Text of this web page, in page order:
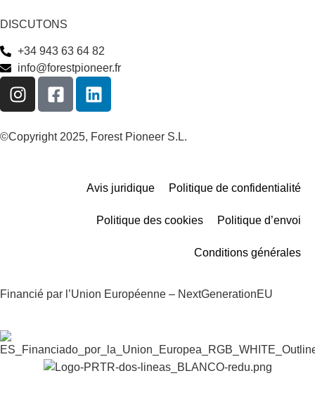
DISCUTONS
+34 943 63 64 82
info@forestpioneer.fr
©Copyright 2025, Forest Pioneer S.L.
Avis juridique Politique de confidentialité
Politique des cookies Politique d’envoi
Conditions générales
Financié par l’Union Européenne – NextGenerationEU